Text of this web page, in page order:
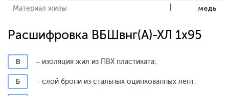
Материал жилы
медь
Расшифровка ВБШвнг(А)-ХЛ 1х95
В – изоляция жил из ПВХ пластиката;
Б – слой брони из стальных оцинкованных лент;